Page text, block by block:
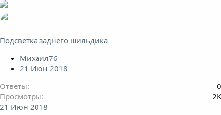
Подсветка заднего шильдика
Михаил76
21 Июн 2018
Ответы
0
Просмотры
2K
21 Июн 2018